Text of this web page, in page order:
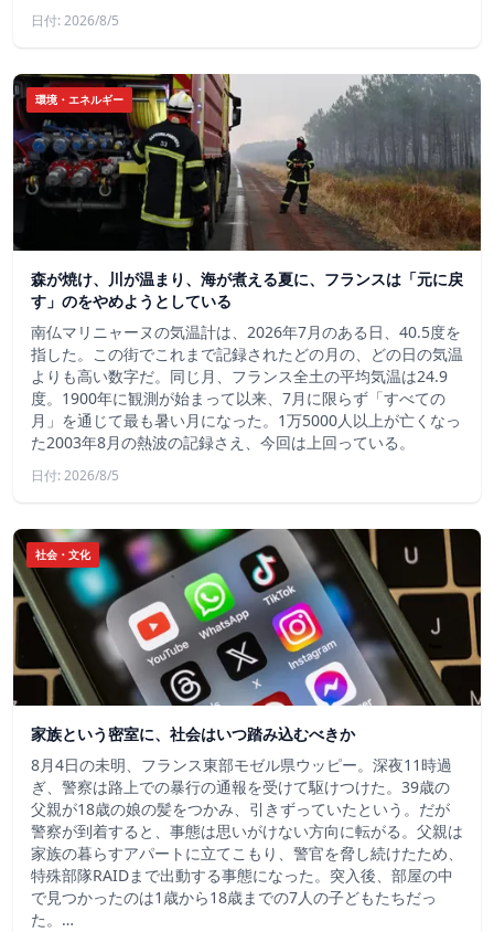
日付: 2026/8/5
環境・エネルギー
森が焼け、川が温まり、海が煮える夏に、フランスは「元に戻
す」のをやめようとしている
南仏マリニャーヌの気温計は、2026年7月のある日、40.5度を
指した。この街でこれまで記録されたどの月の、どの日の気温
よりも高い数字だ。同じ月、フランス全土の平均気温は24.9
度。1900年に観測が始まって以来、7月に限らず「すべての
月」を通じて最も暑い月になった。1万5000人以上が亡くなっ
た2003年8月の熱波の記録さえ、今回は上回っている。
日付: 2026/8/5
社会・文化
家族という密室に、社会はいつ踏み込むべきか
8月4日の未明、フランス東部モゼル県ウッピー。深夜11時過
ぎ、警察は路上での暴行の通報を受けて駆けつけた。39歳の
父親が18歳の娘の髪をつかみ、引きずっていたという。だが
警察が到着すると、事態は思いがけない方向に転がる。父親は
家族の暮らすアパートに立てこもり、警官を脅し続けたため、
特殊部隊RAIDまで出動する事態になった。突入後、部屋の中
で見つかったのは1歳から18歳までの7人の子どもたちだっ
た。…